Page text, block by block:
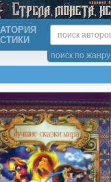
поиск по жанру